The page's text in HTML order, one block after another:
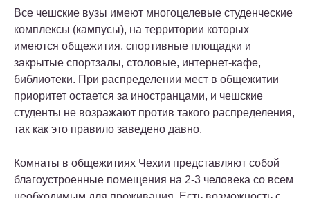
Все чешские вузы имеют многоцелевые студенческие
комплексы (кампусы), на территории которых
имеются общежития, спортивные площадки и
закрытые спортзалы, столовые, интернет-кафе,
библиотеки. При распределении мест в общежитии
приоритет остается за иностранцами, и чешские
студенты не возражают против такого распределения,
так как это правило заведено давно.
Комнаты в общежитиях Чехии представляют собой
благоустроенные помещения на 2-3 человека со всем